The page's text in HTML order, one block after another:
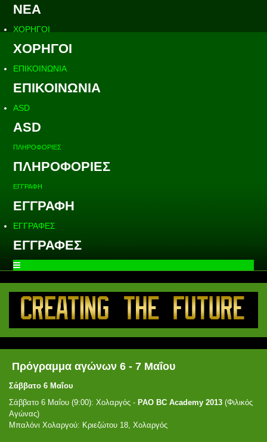
ΝΕΑ
ΧΟΡΗΓΟΙ
ΧΟΡΗΓΟΙ
ΕΠΙΚΟΙΝΩΝΙΑ
ΕΠΙΚΟΙΝΩΝΙΑ
ASD
ASD
ΠΛΗΡΟΦΟΡΙΕΣ
ΠΛΗΡΟΦΟΡΙΕΣ
ΕΓΓΡΑΦΗ
ΕΓΓΡΑΦΗ
ΕΓΓΡΑΦΕΣ
ΕΓΓΡΑΦΕΣ
Πρόγραμμα αγώνων 6 - 7 Μαΐου
Σάββατο 6 Μαΐου
Σάββατο 6 Μαΐου (9:00): Χολαργός - PAO BC Academy 2013 (Φιλικός
Αγώνας)
Μπαλόνι Χολαργού: Κριεζώτου 18, Χολαργός